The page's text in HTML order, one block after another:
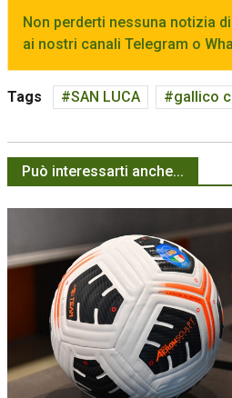
Non perderti nessuna notizia
ai nostri canali Telegram o
Tags SAN LUCA gallico
Può interessarti anche...